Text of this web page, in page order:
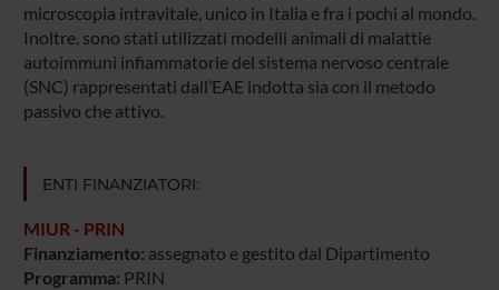
microscopia intravitale, unico in Italia e fra i pochi al mondo.
Inoltre, sono stati utilizzati modelli animali di malattie
autoimmuni infiammatorie del sistema nervoso centrale
(SNC) rappresentati dall’EAE indotta sia con il metodo
passivo che attivo.
ENTI FINANZIATORI:
MIUR - PRIN
Finanziamento: assegnato e gestito dal Dipartimento
Programma: PRIN